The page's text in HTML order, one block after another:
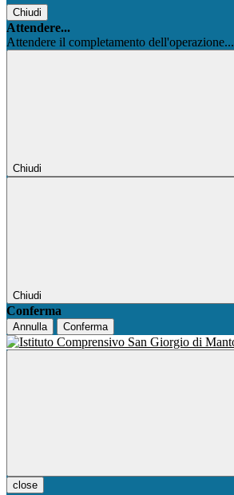
Chiudi
Attendere...
Attendere il completamento dell'operazione...
Chiudi
Chiudi
Conferma
Annulla Conferma
close